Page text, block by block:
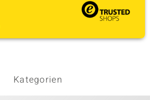
Kategorien